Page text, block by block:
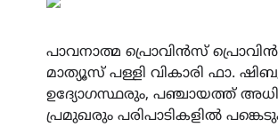
പാവനാത്മ പ്രൊവിൻസ്
മാത്യൂസ് പള്ളി വികാരി ഫാ.
ഉദ്യോഗസ്ഥരും, പഞ്ചായത്ത്
പ്രമുഖരും പരിപാടികളിൽ